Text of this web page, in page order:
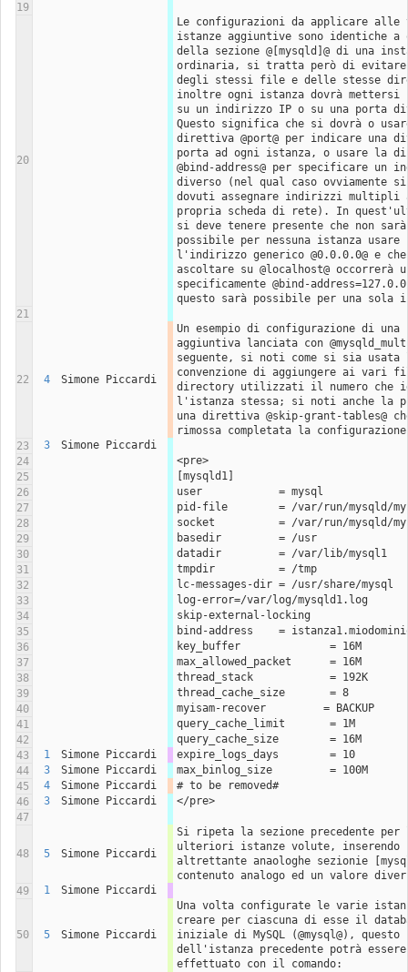
19
20
Le configurazioni da applicare alle
istanze aggiuntive sono identiche a
della sezione @[mysqld]@ di una
ordinaria, si tratta però di
degli stessi file e delle stesse
inoltre ogni istanza dovrà mettersi
su un indirizzo IP o su una porta
Questo significa che si dovrà o
direttiva @port@ per indicare una
porta ad ogni istanza, o usare la
@bind-address@ per specificare un
diverso (nel qual caso ovviamente si
dovuti assegnare indirizzi multipli
propria scheda di rete). In
si deve tenere presente che non
possibile per nessuna istanza usare
l'indirizzo generico @0.0.0.0@ e
ascoltare su @localhost@ occorrerà
specificamente @bind-
questo sarà possibile per una sola
21
22 4 Simone Piccardi
Un esempio di configurazione di una
aggiuntiva lanciata con
seguente, si noti come si sia usata
convenzione di aggiungere ai vari
directory utilizzati il numero che
l'istanza stessa; si noti anche la
una direttiva @skip-grant-tables@
rimossa completata la
23
3
Simone Piccardi
24
<pre>
25
[mysqld1]
26
user            = mysql
27
pid-file        = /var/run/mysqld/
28
socket          = /var/run/mysqld/
29
basedir         = /usr
30
datadir         = /var/lib/mysql1
31
tmpdir          = /tmp
32
lc-messages-dir = /usr/share/mysql
33
log-error=/var/log/mysqld1.log
34
skip-external-locking
35
bind-address    =
36
key_buffer              = 16M
37
max_allowed_packet      = 16M
38
thread_stack            = 192K
39
thread_cache_size       = 8
40
myisam-recover         = BACKUP
41
query_cache_limit       = 1M
42
query_cache_size        = 16M
43
1 Simone Piccardi
expire_logs_days        = 10
44
3 Simone Piccardi
max_binlog_size         = 100M
45
4 Simone Piccardi
# to be removed#
46
3 Simone Piccardi
</pre>
47
48 5 Simone Piccardi
Si ripeta la sezione precedente per
ulteriori istanze volute, inserendo
altrettante anaologhe sezionie
contenuto analogo ed un valore
49
1 Simone Piccardi
50 5 Simone Piccardi
Una volta configurate le varie
creare per ciascuna di esse il
iniziale di MySQL (@mysql@), questo
dell'istanza precedente potrà essere
effettuato con il comando: